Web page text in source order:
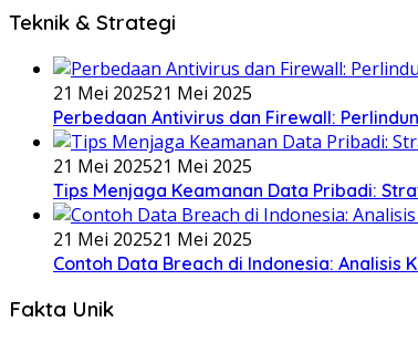
Teknik & Strategi
21 Mei 202521 Mei 2025
Perbedaan Antivirus dan Firewall:
21 Mei 202521 Mei 2025
Tips Menjaga Keamanan Data Pribadi:
21 Mei 202521 Mei 2025
Contoh Data Breach di Indonesia: Analisis
Fakta Unik